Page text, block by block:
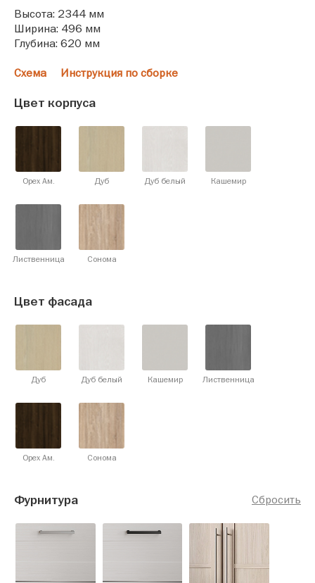
Высота: 2344 мм
Ширина: 496 мм
Глубина: 620 мм
Схема Инструкция по сборке
Цвет корпуса
Орех Ам. Дуб Дуб белый Кашемир
Лиственница Сонома
Цвет фасада
Дуб Дуб белый Кашемир Лиственница
Орех Ам. Сонома
Сбросить
Фурнитура